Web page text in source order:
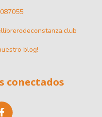
blog!
conectados